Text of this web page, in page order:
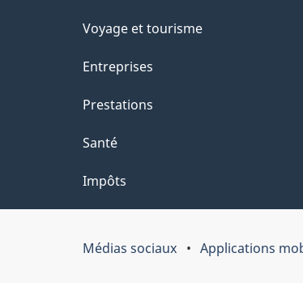
Voyage et tourisme
Entreprises
Prestations
Santé
Impôts
Organisation
Médias sociaux Applications